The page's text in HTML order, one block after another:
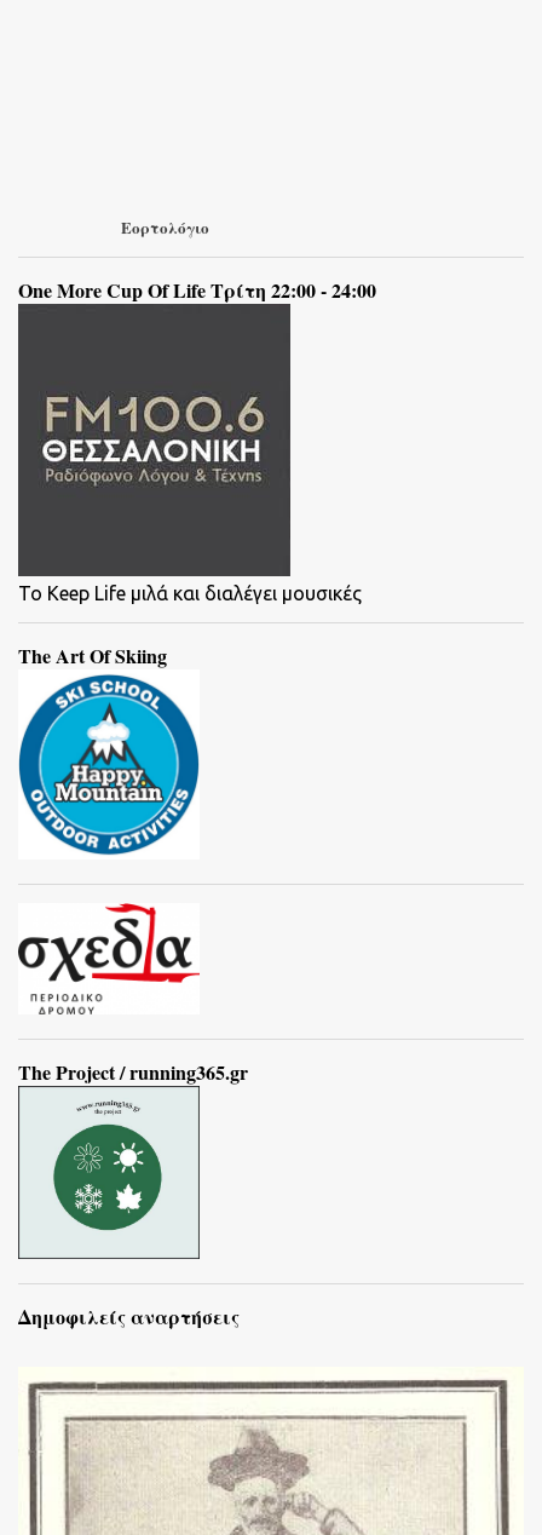
Εορτολόγιο
One More Cup Of Life Τρίτη 22:00 - 24:00
To Keep Life μιλά και διαλέγει μουσικές
The Art Of Skiing
The Project / running365.gr
Δημοφιλείς αναρτήσεις